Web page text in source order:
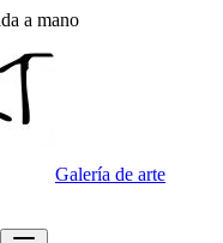
a mano
Galería de arte